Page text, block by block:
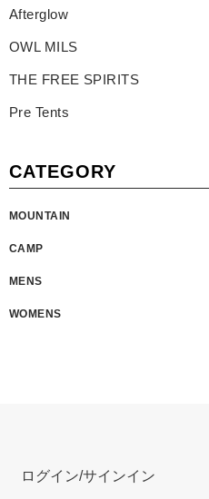
Afterglow
OWL MILS
THE FREE SPIRITS
Pre Tents
CATEGORY
MOUNTAIN
CAMP
MENS
WOMENS
ログイン/サインイン